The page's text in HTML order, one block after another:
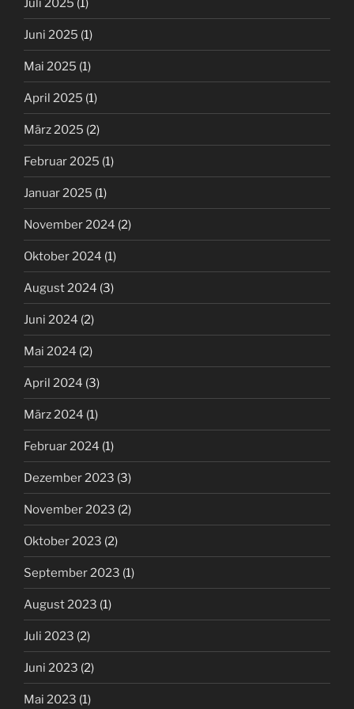
Juli 2025 (1)
Juni 2025 (1)
Mai 2025 (1)
April 2025 (1)
März 2025 (2)
Februar 2025 (1)
Januar 2025 (1)
November 2024 (2)
Oktober 2024 (1)
August 2024 (3)
Juni 2024 (2)
Mai 2024 (2)
April 2024 (3)
März 2024 (1)
Februar 2024 (1)
Dezember 2023 (3)
November 2023 (2)
Oktober 2023 (2)
September 2023 (1)
August 2023 (1)
Juli 2023 (2)
Juni 2023 (2)
Mai 2023 (1)